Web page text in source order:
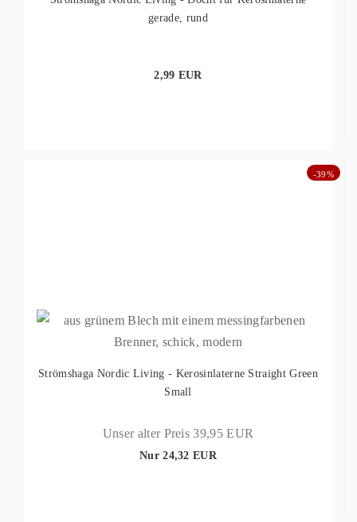
gerade, rund
2,99 EUR
-39%
Strömshaga Nordic Living - Kerosinlaterne Straight Green
Small
Unser alter Preis 39,95 EUR
Nur 24,32 EUR